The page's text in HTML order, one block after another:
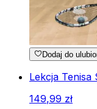
Dodaj do
Lekcja Tenisa
149,99 zł